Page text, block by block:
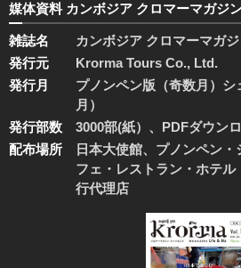
媒体資料 カンボジア クロマーマガジ
雑誌名
カンボジア クロマーマガ
発行元
Krorma Tours Co., Ltd.
発行月
プノンペン版（奇数月）
月）
発行部数
3000部(紙）、PDFダウン
配布場所
日本大使館、プノンペン
フェ・レストラン・ホテ
行代理店